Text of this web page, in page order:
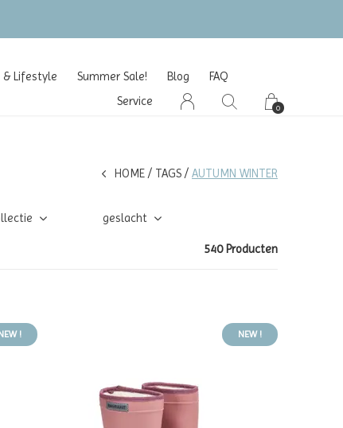
& Lifestyle Summer Sale! Blog
FAQ
Service
0
HOME TAGS AUTUMN WINTER
geslacht
540 Producten
! NEW !